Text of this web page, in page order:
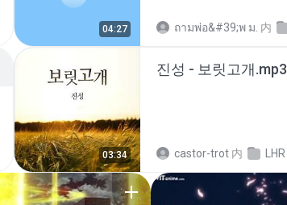
04:27 ถามพ่อ&#39;พ ม. 内
03:34
진성 - 보릿고개.mp3
castor-trot 内 LHR